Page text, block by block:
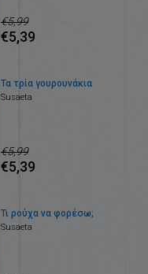
€5,99
€5,39
Τα τρία γουρουνάκια
Susaeta
€5,99
€5,39
Τι ρούχα να φορέσω;
Susaeta